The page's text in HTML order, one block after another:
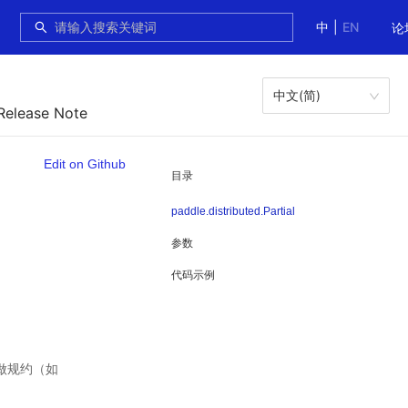
中 EN 论
Note
中文(简)
目录
paddle.distributed.Partial
参数
代码示例
Edit on Github
规约（如